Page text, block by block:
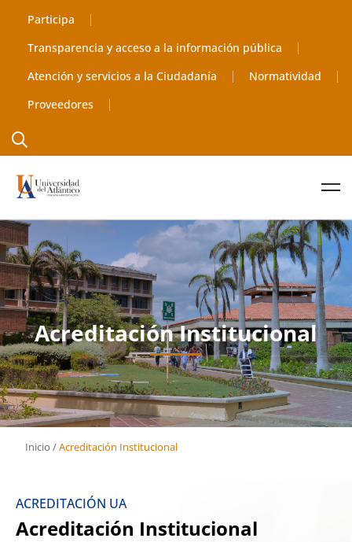
Participa
Transparencia y acceso a la información pública
Atención y servicios a la Ciudadanía
Normatividad
Proveedores
Acreditación Institucional
Inicio /Acreditación Institucional
ACREDITACIÓN UA
Acreditación Institucional